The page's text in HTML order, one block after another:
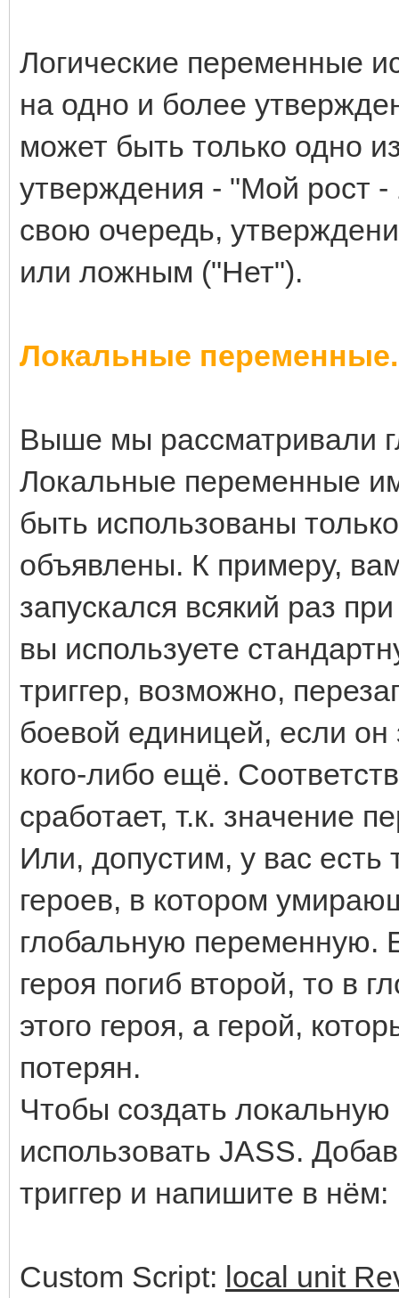
Логические переменные
на одно и более
может быть только одно
утверждения - "Мой рост
свою очередь,
или ложным ("Нет").
Локальные переменные.
Выше мы рассматривали
Локальные переменные
быть использованы
объявлены. К примеру,
запускался всякий раз
вы используете
триггер, возможно,
боевой единицей, если
кого-либо ещё.
сработает, т.к. значение
Или, допустим, у вас есть
героев, в котором
глобальную переменную.
героя погиб второй, то в
этого героя, а герой,
потерян.
Чтобы создать
использовать JASS.
триггер и напишите в нём:
Custom Script: local unit